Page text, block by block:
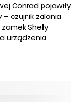
Conrad pojawiły
– czujnik zalania
Shelly
urządzenia